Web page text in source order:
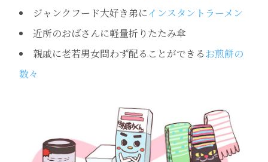
ジャンクフード大好き弟にインスタントラーメン
近所のおばさんに軽量折りたたみ傘
親戚に老若男女問わず配ることができるお煎餅の
数々